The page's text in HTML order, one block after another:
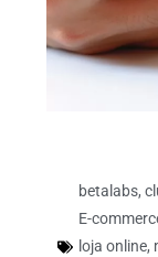
betalabs,
E-
loja online,